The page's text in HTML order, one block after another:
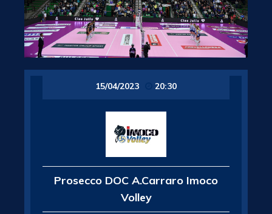
15/04/2023 20:30
Prosecco DOC A.Carraro Imoco
Volley